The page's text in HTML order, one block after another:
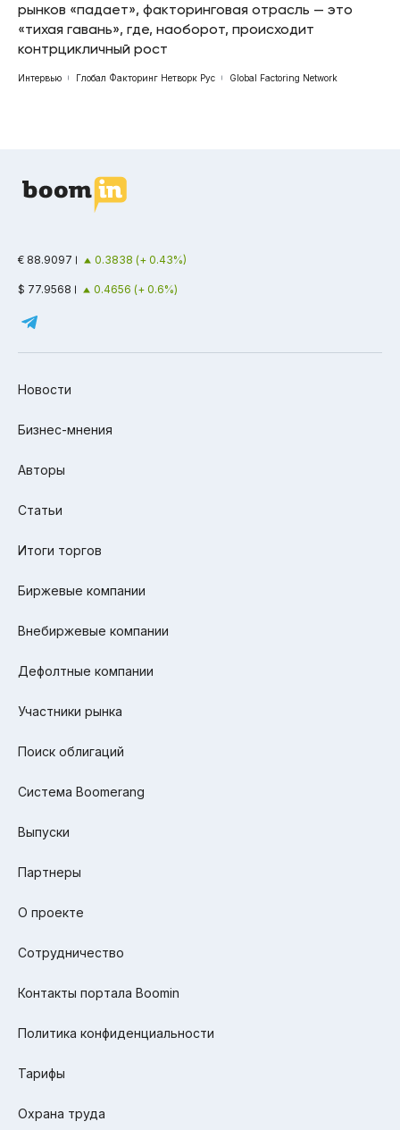
рынков «падает», факторинговая отрасль — это
«тихая гавань», где, наоборот, происходит
контрцикличный рост
Интервью Глобал Факторинг Нетворк Рус Global Factoring Network
€ 88.9097 0.3838 (+ 0.43%)
$ 77.9568 0.4656 (+ 0.6%)
Новости
Бизнес-мнения
Авторы
Статьи
Итоги торгов
Биржевые компании
Внебиржевые компании
Дефолтные компании
Участники рынка
Поиск облигаций
Система Boomerang
Выпуски
Партнеры
О проекте
Сотрудничество
Контакты портала Boomin
Политика конфиденциальности
Тарифы
Охрана труда